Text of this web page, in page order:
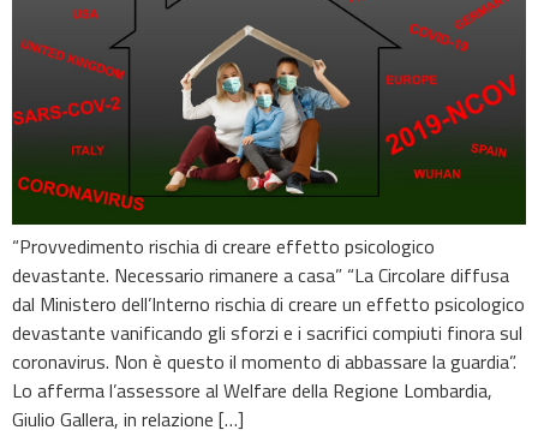
“Provvedimento rischia di creare effetto psicologico
devastante. Necessario rimanere a casa” “La Circolare diffusa
dal Ministero dell’Interno rischia di creare un effetto psicologico
devastante vanificando gli sforzi e i sacrifici compiuti finora sul
coronavirus. Non è questo il momento di abbassare la guardia”.
Lo afferma l’assessore al Welfare della Regione Lombardia,
Giulio Gallera, in relazione […]